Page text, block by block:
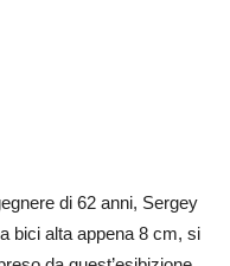
di 62 anni, Sergey
bici alta appena 8 cm, si